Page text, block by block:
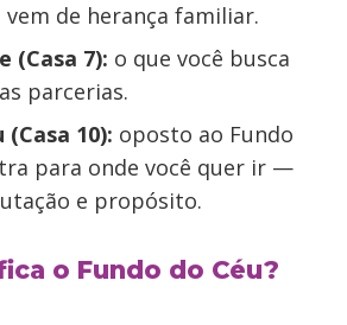
vem de herança familiar.
(Casa 7): o que você busca
parcerias.
(Casa 10): oposto ao Fundo
para onde você quer ir —
e propósito.
o Fundo do Céu?